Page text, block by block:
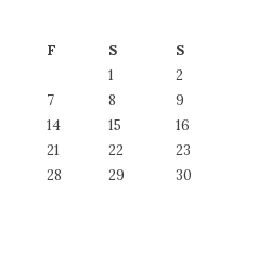
F S
S
1
2
7 8
9
14 15
16
21 22
23
28 29
30